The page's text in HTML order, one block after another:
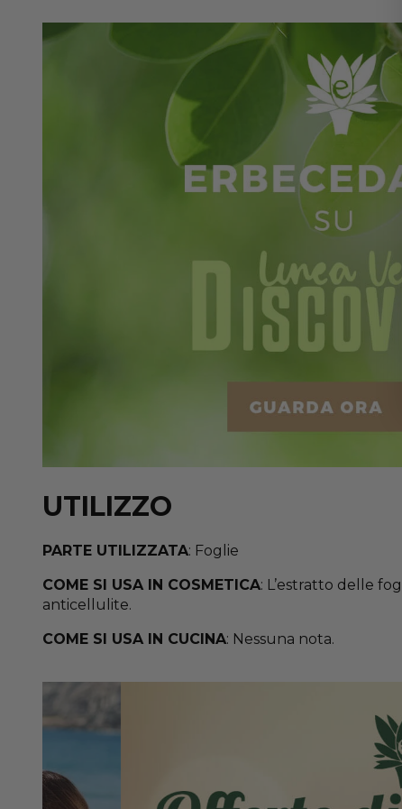
UTILIZZO
PARTE UTILIZZATA: Foglie
COME SI USA IN COSMETICA: L’estratto delle
anticellulite.
COME SI USA IN CUCINA: Nessuna nota.